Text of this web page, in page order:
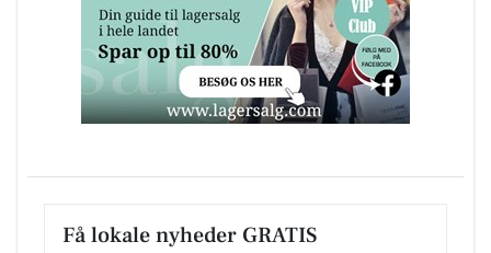
Få lokale nyheder GRATIS